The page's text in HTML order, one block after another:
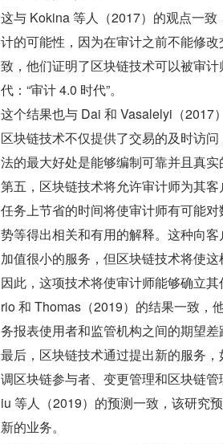
这与 Kokina 等人（2017）的观点一
计的可能性，因为在审计之前不能修
致，他们证明了区块链技术可以被审
代：“审计 4.0 时代”。
这个结果也与 Dai 和 Vasalelyi（2017
区块链技术不仅提供了交易的及时访
法的最大好处是能够编制可靠并且真实
第五，区块链技术将允许审计师为其
任务上节省的时间将使审计师有可能
势等得出相关和有用的解释。这种向
加值很小的服务，但区块链技术将使
因此，这项技术将使审计师能够确立
rio 和 Thomas（2019）的结果一致，
务报表使用者和监管机构之间的期望差
最后，区块链技术通过提出新的服务
调区块链参与者、变更管理和区块链
iu 等人（2019）的预测一致，该研究
新的业务。